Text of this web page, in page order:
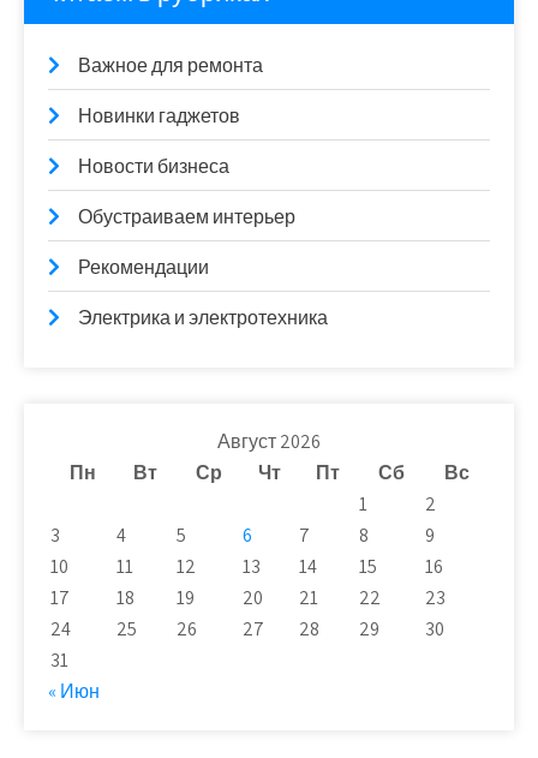
Важное для ремонта
Новинки гаджетов
Новости бизнеса
Обустраиваем интерьер
Рекомендации
Электрика и электротехника
Август 2026
Пн
Вт Ср Чт Пт Сб
Вс
1
2
3
4 5 6 7 8
9
10
11 12 13 14 15
16
17
18 19 20 21 22
23
24
25 26 27 28 29
30
31
« Июн